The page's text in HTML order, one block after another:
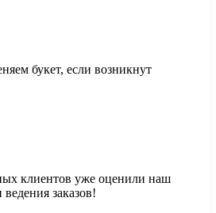
букет, если возникнут
клиентов уже оценили наш
заказов!